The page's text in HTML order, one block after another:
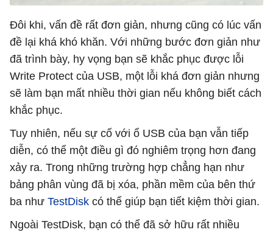
Đôi khi, vấn đề rất đơn giản, nhưng cũng có lúc vấn
đề lại khá khó khăn. Với những bước đơn giản như
đã trình bày, hy vọng bạn sẽ khắc phục được lỗi
Write Protect của USB, một lỗi khá đơn giản nhưng
sẽ làm bạn mất nhiều thời gian nếu không biết cách
khắc phục.
Tuy nhiên, nếu sự cố với ổ USB của bạn vẫn tiếp
diễn, có thể một điều gì đó nghiêm trọng hơn đang
xảy ra. Trong những trường hợp chẳng hạn như
bảng phân vùng đã bị xóa, phần mềm của bên thứ
ba như TestDisk có thể giúp bạn tiết kiệm thời gian.
Ngoài TestDisk, bạn có thể đã sở hữu rất nhiều